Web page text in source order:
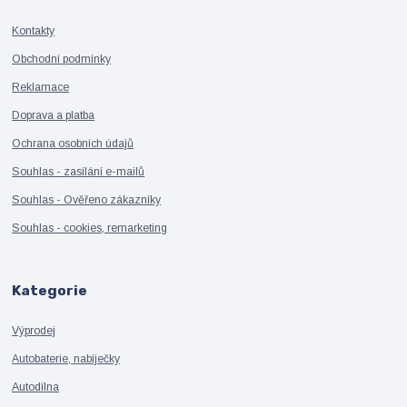
Kontakty
Obchodní podmínky
Reklamace
Doprava a platba
Ochrana osobních údajů
Souhlas - zasílání e-mailů
Souhlas - Ověřeno zákazníky
Souhlas - cookies, remarketing
Kategorie
Výprodej
Autobaterie, nabíječky
Autodílna